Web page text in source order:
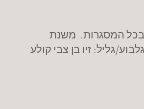
בכל המסגרות. משנת
הם ניצחו במשחק (!) ואחרון על גלבוע/גליל: זיו בן צבי קולע